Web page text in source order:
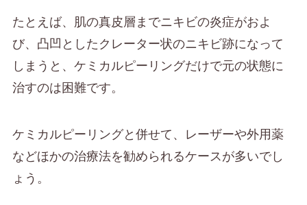
たとえば、肌の真皮層までニキビの炎症がおよ
び、凸凹としたクレーター状のニキビ跡になって
しまうと、ケミカルピーリングだけで元の状態に
治すのは困難です。
ケミカルピーリングと併せて、レーザーや外用薬
などほかの治療法を勧められるケースが多いでし
ょう。